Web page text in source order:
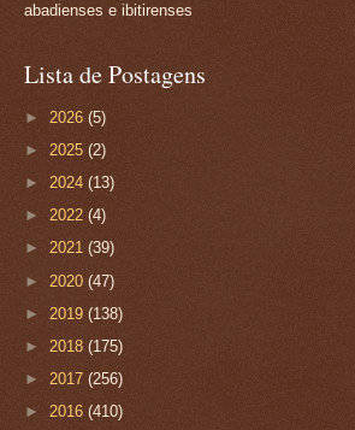
abadienses e ibitirenses
Lista de Postagens
► 2026 (5)
► 2025 (2)
► 2024 (13)
► 2022 (4)
► 2021 (39)
► 2020 (47)
► 2019 (138)
► 2018 (175)
► 2017 (256)
► 2016 (410)